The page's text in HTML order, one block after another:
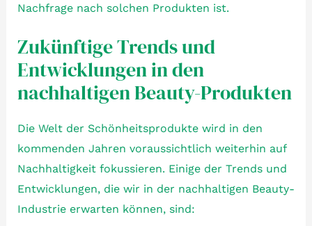
Nachfrage nach solchen Produkten ist.
Zukünftige Trends und
Entwicklungen in den
nachhaltigen Beauty-Produkten
Die Welt der Schönheitsprodukte wird in den
kommenden Jahren voraussichtlich weiterhin auf
Nachhaltigkeit fokussieren. Einige der Trends und
Entwicklungen, die wir in der nachhaltigen Beauty-
Industrie erwarten können, sind: